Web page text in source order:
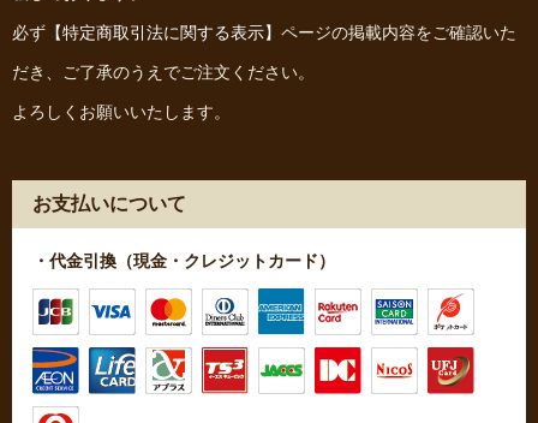
必ず 【特定商取引法に関する表示】 ページの掲載内容をご確認いた
だき、ご了承のうえでご注文ください。
よろしくお願いいたします。
お支払いについて
・代金引換（現金・クレジットカード）